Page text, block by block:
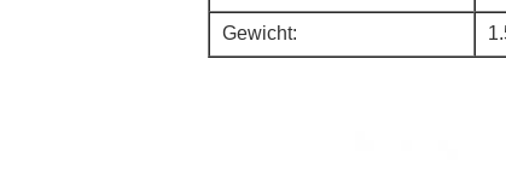
Gewicht: